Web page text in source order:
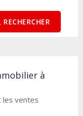
RECHERCHER
à
les ventes